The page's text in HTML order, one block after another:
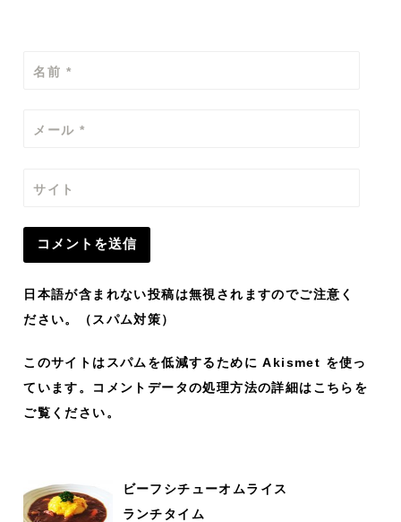
名前 *
メール *
サイト
日本語が含まれない投稿は無視されますのでご注意く
ださい。（スパム対策）
このサイトはスパムを低減するために Akismet を使っ
ています。
コメントデータの処理方法の詳細はこちらを
ご覧ください。
ビーフシチューオムライス
ランチタイム